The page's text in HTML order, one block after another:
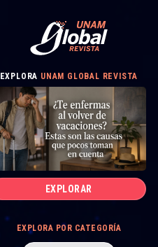
EXPLORA UNAM GLOBAL REVISTA
EXPLORAR
EXPLORA POR CATEGORÍA
GÉNERO Y SEXUALIDAD